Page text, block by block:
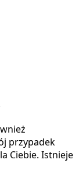
przypadek
Ciebie. Istnieje